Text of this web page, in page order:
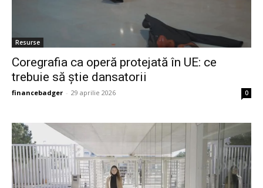
Resurse
Coregrafia ca operă protejată în UE: ce
trebuie să știe dansatorii
financebadger - 29 aprilie 2026 0